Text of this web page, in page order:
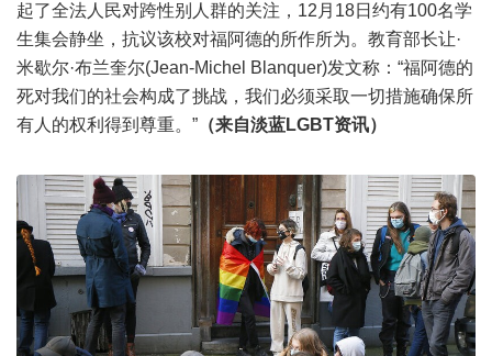
起了全法人民对跨性别人群的关注，12月18日约有100名学
生集会静坐，抗议该校对福阿德的所作所为。教育部长让·
米歇尔·布兰奎尔(Jean-Michel Blanquer)发文称：“福阿德的
死对我们的社会构成了挑战，我们必须采取一切措施确保所
有人的权利得到尊重。” （来自淡蓝LGBT资讯）